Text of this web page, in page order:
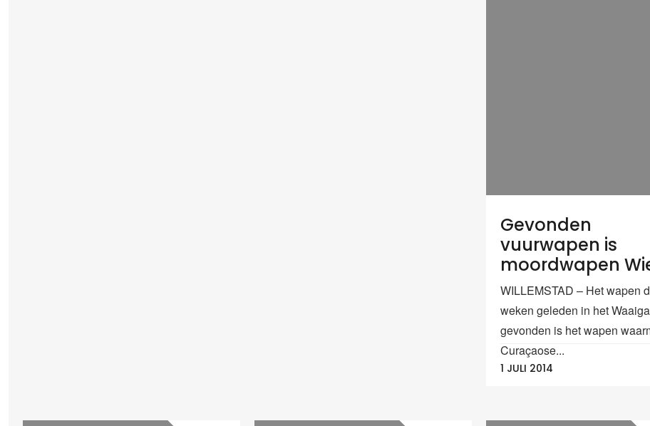
Gevonden
vuurwapen is
moordwapen
WILLEMSTAD – Het wapen
weken geleden in het
gevonden is het wapen
Curaçaose...
1 JULI 2014